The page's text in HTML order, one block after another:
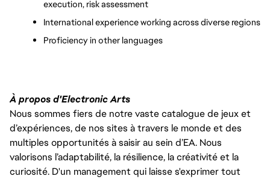
execution, risk assessment
International experience working across diverse regions
Proficiency in other languages
À propos d'Electronic Arts
Nous sommes fiers de notre vaste catalogue de jeux et
d’expériences, de nos sites à travers le monde et des
multiples opportunités à saisir au sein d’EA. Nous
valorisons l’adaptabilité, la résilience, la créativité et la
curiosité. D'un management qui laisse s'exprimer tout